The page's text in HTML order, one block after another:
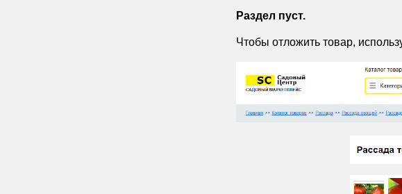
Раздел пуст.
Чтобы отложить товар,